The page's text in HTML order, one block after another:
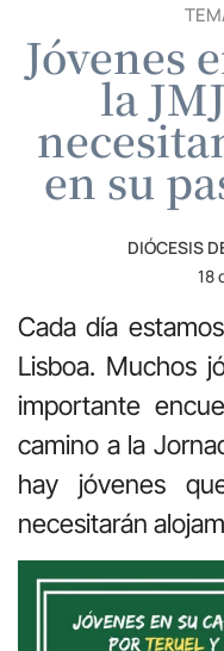
Jóvenes
la
en su
DIÓCESIS
18
Cada día
Lisboa. Muchos
importante
camino a la
hay jóvenes
necesitarán